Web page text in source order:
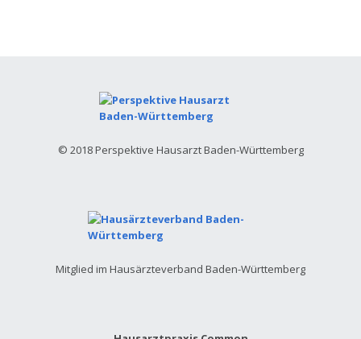
© 2018 Perspektive Hausarzt Baden-Württemberg
Mitglied im Hausärzteverband Baden-Württemberg